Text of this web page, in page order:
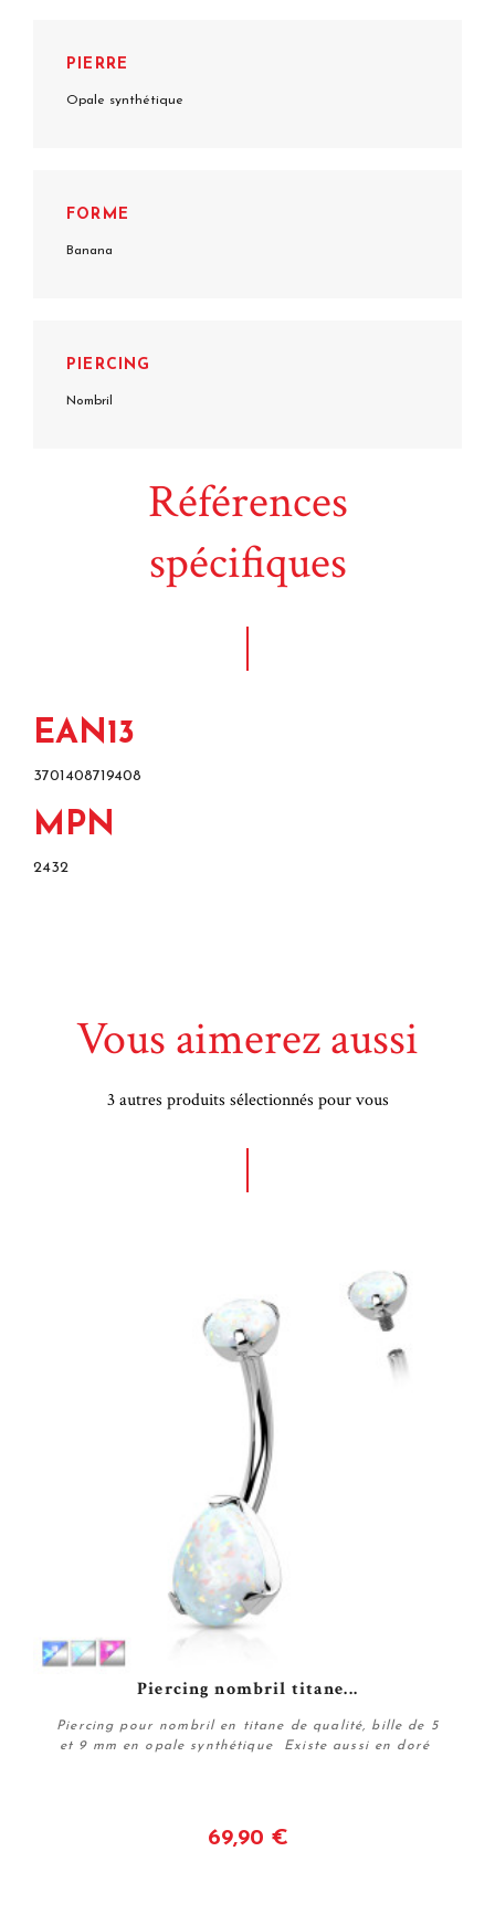
PIERRE
Opale synthétique
FORME
Banana
PIERCING
Nombril
Références
spécifiques
EAN13
3701408719408
MPN
2432
Vous aimerez aussi
3 autres produits sélectionnés pour vous
Piercing nombril titane...
Piercing pour nombril en titane de qualité, bille de 5
et 9 mm en opale synthétique Existe aussi en doré
69,90 €